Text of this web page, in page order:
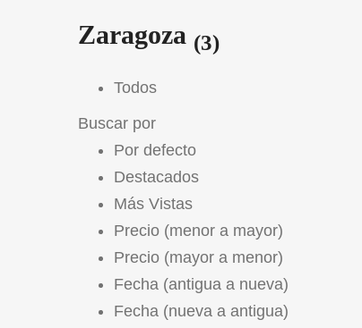
Zaragoza (3)
Todos
Buscar por
Por defecto
Destacados
Más Vistas
Precio (menor a mayor)
Precio (mayor a menor)
Fecha (antigua a nueva)
Fecha (nueva a antigua)